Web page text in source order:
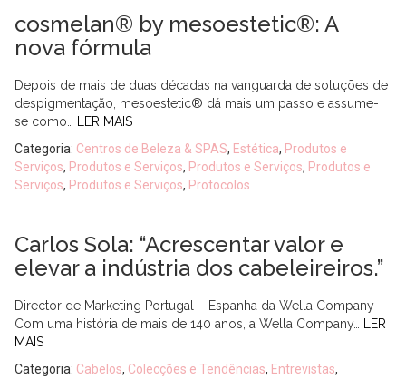
cosmelan® by mesoestetic®: A
nova fórmula
Depois de mais de duas décadas na vanguarda de soluções de
despigmentação, mesoestetic® dá mais um passo e assume-
se como…
LER MAIS
Categoria: Centros de Beleza & SPAS, Estética, Produtos e
Serviços, Produtos e Serviços, Produtos e Serviços, Produtos e
Serviços, Produtos e Serviços, Protocolos
Carlos Sola: “Acrescentar valor e
elevar a indústria dos cabeleireiros.”
Director de Marketing Portugal – Espanha da Wella Company
Com uma história de mais de 140 anos, a Wella Company…
LER
MAIS
Categoria: Cabelos, Colecções e Tendências, Entrevistas,